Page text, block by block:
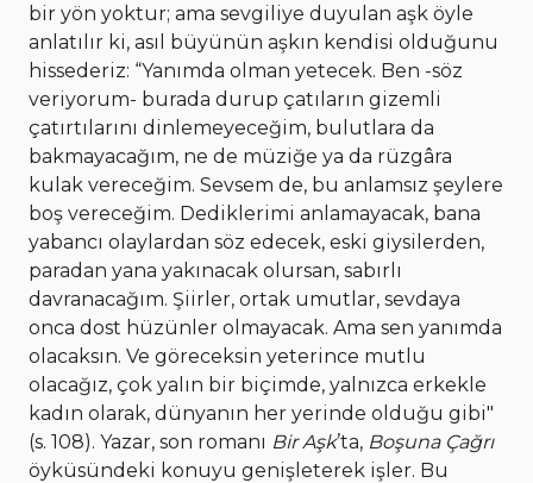
bir yön yoktur; ama sevgiliye duyulan aşk öyle
anlatılır ki, asıl büyünün aşkın kendisi olduğunu
hissederiz: “Yanımda olman yetecek. Ben -söz
veriyorum- burada durup çatıların gizemli
çatırtılarını dinlemeyeceğim, bulutlara da
bakmayacağım, ne de müziğe ya da rüzgâra
kulak vereceğim. Sevsem de, bu anlamsız şeylere
boş vereceğim. Dediklerimi anlamayacak, bana
yabancı olaylardan söz edecek, eski giysilerden,
paradan yana yakınacak olursan, sabırlı
davranacağım. Şiirler, ortak umutlar, sevdaya
onca dost hüzünler olmayacak. Ama sen yanımda
olacaksın. Ve göreceksin yeterince mutlu
olacağız, çok yalın bir biçimde, yalnızca erkekle
kadın olarak, dünyanın her yerinde olduğu gibi"
(s. 108). Yazar, son romanı Bir Aşk’ta, Boşuna Çağrı
öyküsündeki konuyu genişleterek işler. Bu